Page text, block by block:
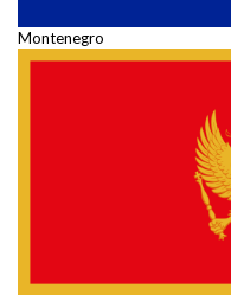
Montenegro